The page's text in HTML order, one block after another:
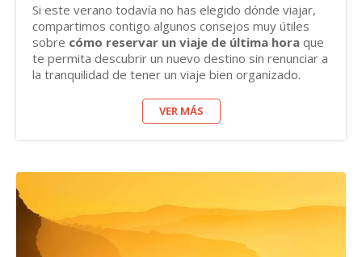
Si este verano todavía no has elegido dónde viajar,
compartimos contigo algunos consejos muy útiles
sobre cómo reservar un viaje de última hora que
te permita descubrir un nuevo destino sin renunciar a
la tranquilidad de tener un viaje bien organizado.
VER MÁS